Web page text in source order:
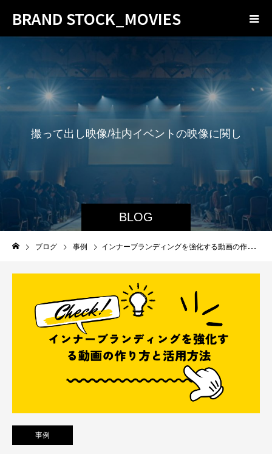
BRAND STOCK_MOVIES
BLOG
って し映 像 / 社内 イベ ン ト の映 像 に関 して
発 信 し て
ブログ 事例 インナーブランディングを強化する動画の作り方と活用方法
事例